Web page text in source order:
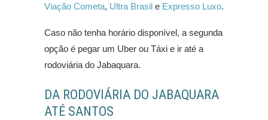
Viação Cometa, Ultra Brasil e Expresso Luxo.
Caso não tenha horário disponível, a segunda
opção é pegar um Uber ou Táxi e ir até a
rodoviária do Jabaquara.
DA RODOVIÁRIA DO JABAQUARA
ATÉ SANTOS